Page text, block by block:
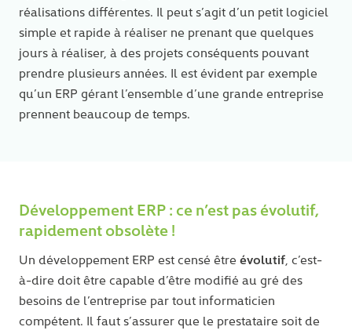
réalisations différentes. Il peut s’agit d’un petit logiciel
simple et rapide à réaliser ne prenant que quelques
jours à réaliser, à des projets conséquents pouvant
prendre plusieurs années. Il est évident par exemple
qu’un ERP gérant l’ensemble d’une grande entreprise
prennent beaucoup de temps.
Développement ERP : ce n’est pas évolutif,
rapidement obsolète !
Un développement ERP est censé être évolutif , c’est-
à-dire doit être capable d’être modifié au gré des
besoins de l’entreprise par tout informaticien
compétent. Il faut s’assurer que le prestataire soit de